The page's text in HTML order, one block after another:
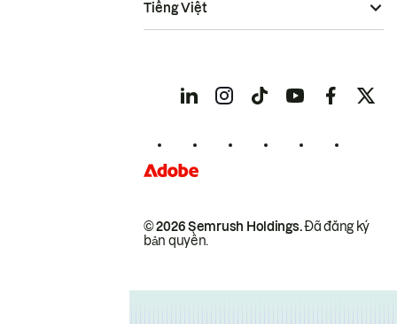
© 2026 Semrush Holdings.Đã đăng ký
bản quyền.
Tiếng Việt